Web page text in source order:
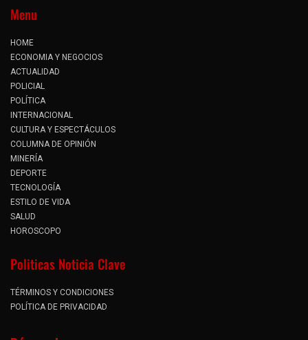
Menu
HOME
ECONOMIA Y NEGOCIOS
ACTUALIDAD
POLICIAL
POLÍTICA
INTERNACIONAL
CULTURA Y ESPECTÁCULOS
COLUMNA DE OPINIÓN
MINERÍA
DEPORTE
TECNOLOGÍA
ESTILO DE VIDA
SALUD
HOROSCOPO
Politicas Noticia Clave
TÉRMINOS Y CONDICIONES
POLÍTICA DE PRIVACIDAD